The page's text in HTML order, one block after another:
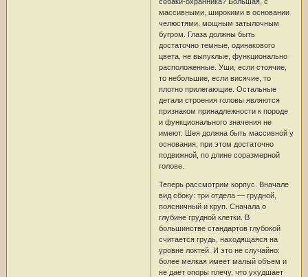
массивными, широкими в основании
челюстями, мощным затылочным
бугром. Глаза должны быть
достаточно темные, одинакового
цвета, не выпуклые, функционально
расположенные. Уши, если стоячие,
то небольшие, если висячие, то
плотно прилегающие. Остальные
детали строения головы являются
признаком принадлежности к породе
и функционального значения не
имеют. Шея должна быть массивной у
основания, при этом достаточно
подвижной, по длине соразмерной
голове.
Теперь рассмотрим корпус. Вначале
вид сбоку: три отдела — грудной,
поясничный и круп. Сначала о
глубине грудной клетки. В
большинстве стандартов глубокой
считается грудь, находящаяся на
уровне локтей. И это не случайно:
более мелкая имеет малый объем и
не дает опоры плечу, что ухудшает